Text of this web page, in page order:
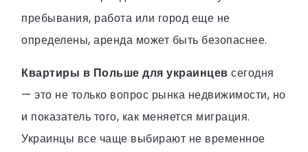
пребывания, работа или город еще не
определены, аренда может быть безопаснее.
Квартиры в Польше для украинцев сегодня
— это не только вопрос рынка недвижимости, но
и показатель того, как меняется миграция.
Украинцы все чаще выбирают не временное